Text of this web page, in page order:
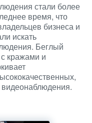
стали более
время, что
бизнеса и
искать
Беглый
с кражами и